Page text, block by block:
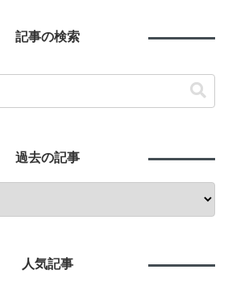
記事の検索
過去の記事
人気記事